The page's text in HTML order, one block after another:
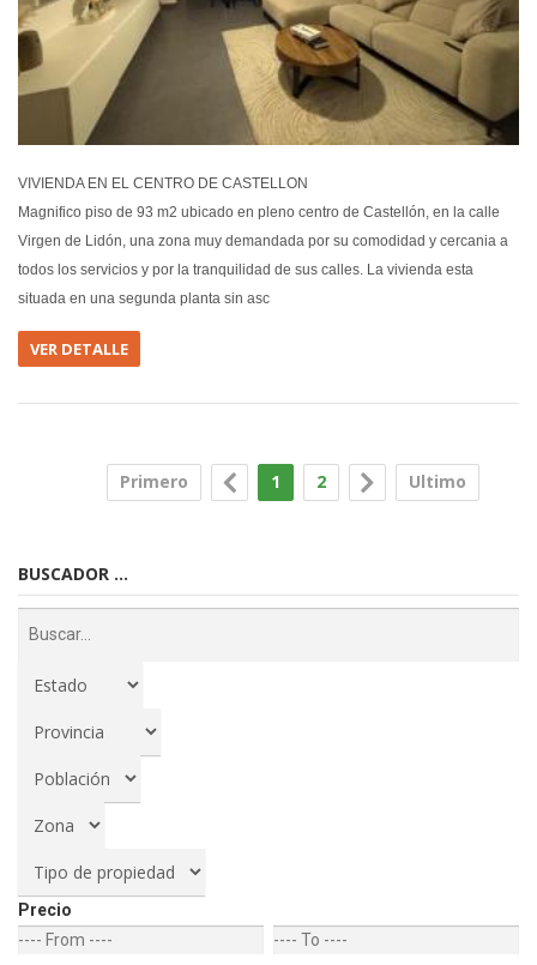
VIVIENDA EN EL CENTRO DE CASTELLON
Magnifico piso de 93 m2 ubicado en pleno centro de Castellón, en la calle
Virgen de Lidón, una zona muy demandada por su comodidad y cercania a
todos los servicios y por la tranquilidad de sus calles. La vivienda esta
situada en una segunda planta sin asc
VER DETALLE
Primero 1 2 Ultimo
BUSCADOR ...
Precio